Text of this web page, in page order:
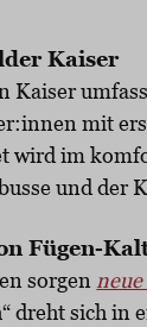
Kaiser
Kaiser
mit
wird im
und der
Fügen-
sorgen
dreht sich